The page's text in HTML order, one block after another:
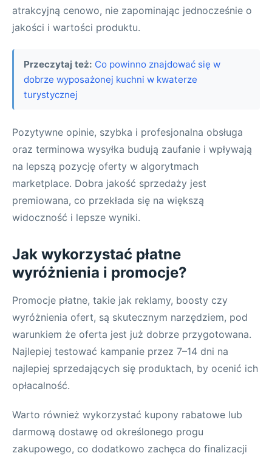
atrakcyjną cenowo, nie zapominając jednocześnie o
jakości i wartości produktu.
Przeczytaj też: Co powinno znajdować się w
dobrze wyposażonej kuchni w kwaterze
turystycznej
Pozytywne opinie, szybka i profesjonalna obsługa
oraz terminowa wysyłka budują zaufanie i wpływają
na lepszą pozycję oferty w algorytmach
marketplace. Dobra jakość sprzedaży jest
premiowana, co przekłada się na większą
widoczność i lepsze wyniki.
Jak wykorzystać płatne
wyróżnienia i promocje?
Promocje płatne, takie jak reklamy, boosty czy
wyróżnienia ofert, są skutecznym narzędziem, pod
warunkiem że oferta jest już dobrze przygotowana.
Najlepiej testować kampanie przez 7–14 dni na
najlepiej sprzedających się produktach, by ocenić ich
opłacalność.
Warto również wykorzystać kupony rabatowe lub
darmową dostawę od określonego progu
zakupowego, co dodatkowo zachęca do finalizacji